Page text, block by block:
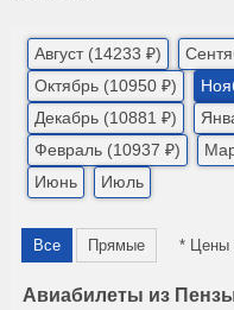
Август (14233 ₽)
Октябрь (10950 ₽)
Декабрь (10881 ₽)
Февраль (10937 ₽)
Июнь
Июль
Все Прямые * Цены
Авиабилеты из